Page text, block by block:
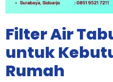
Filter Air
untuk
Rumah